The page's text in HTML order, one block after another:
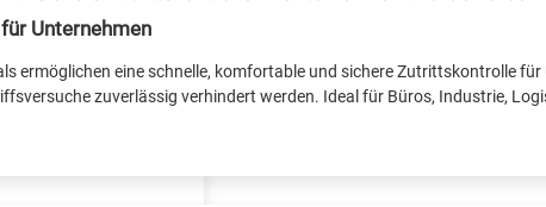
Unternehmen
ermöglichen eine schnelle, komfortable und sichere Zutrittskontrolle
zuverlässig verhindert werden. Ideal für Büros, Industrie,